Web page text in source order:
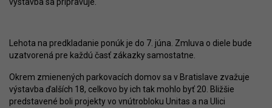
Lehota na predkladanie ponúk je do 7. júna. Zmluva o diele bude
uzatvorená pre každú časť zákazky samostatne.
Okrem zmienených parkovacích domov sa v Bratislave zvažuje
výstavba ďalších 18, celkovo by ich tak mohlo byť 20. Bližšie
predstavené boli projekty vo vnútrobloku Unitas a na Ulici